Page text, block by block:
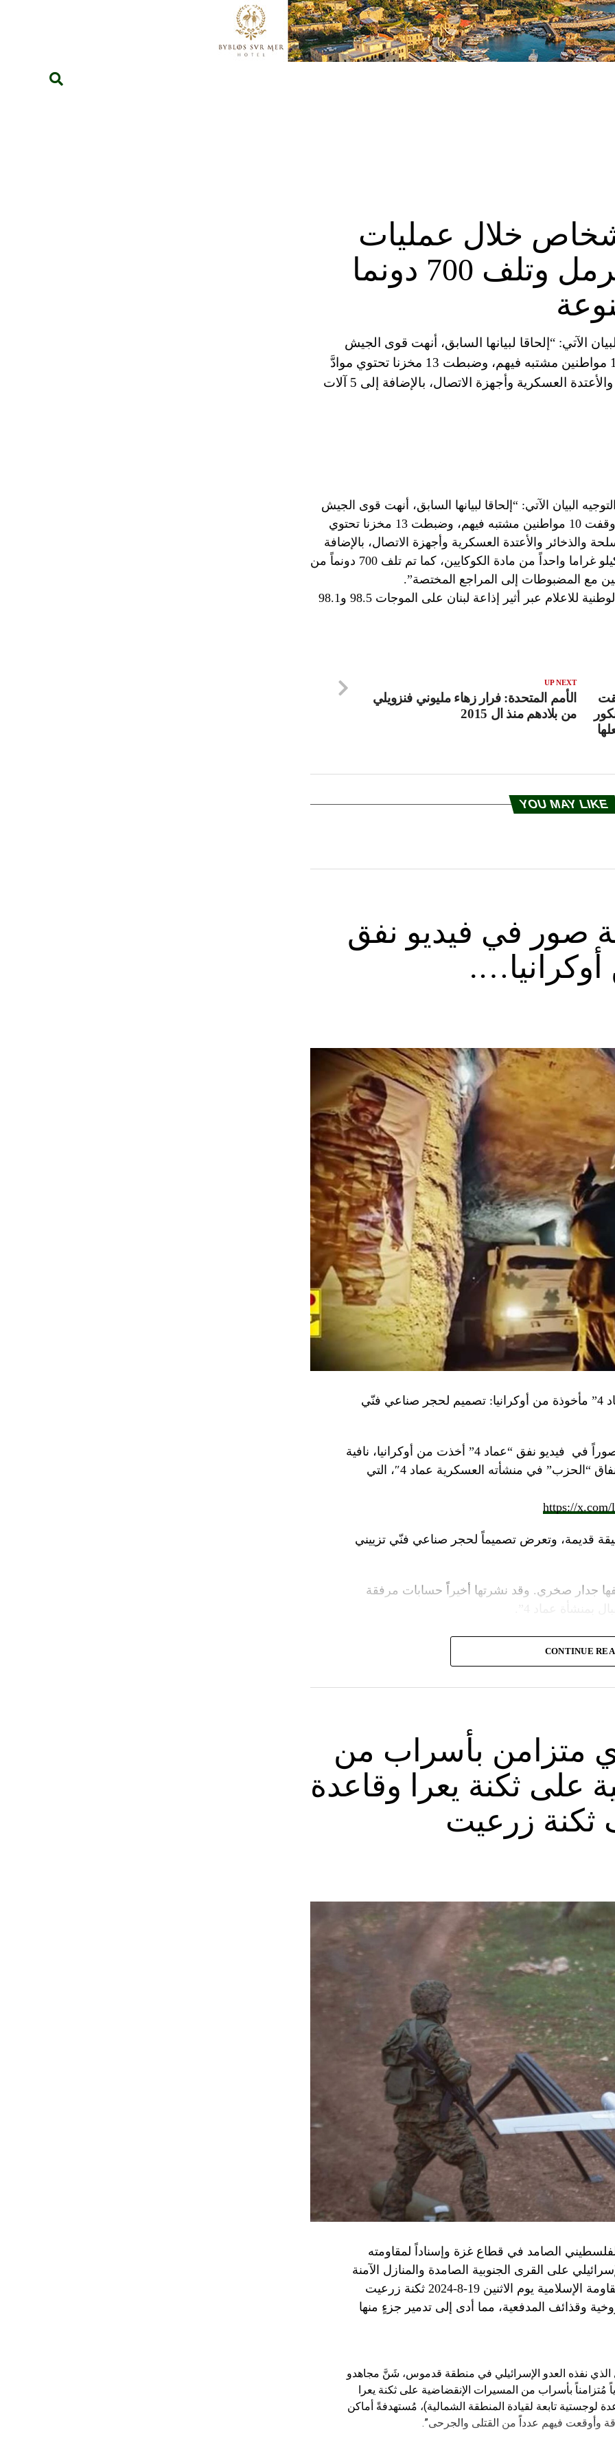
توقيف 10 أشخاص خلال عمليات
الدهم في منطقة الهرمل وتلف 700 دونما
الآتي: “إلحاقا لبيانها السابق، أنهت قوى الجيش
عمليات الدهم في منطقة الهرمل، حيث أوقفت 10 مواطنين مشتبه فيهم، وضبطت 13 مخزنا تحتوي موادَّ
مخدرة مختلفة، وكمية كبيرة من الأسلحة والذخائر والأعتدة العسكرية وأجهزة الاتصال، بالإضافة إلى 5 آلات
البيان الآتي: “إلحاقا لبيانها السابق، أنهت قوى الجيش
عمليات الدهم في منطقة الهرمل، حيث أوقفت 10 مواطنين مشتبه فيهم، وضبطت 13 مخزنا تحتوي
والذخائر والأعتدة العسكرية وأجهزة الاتصال، بالإضافة
إلى 5 آلات لتصنيع مادة حشيشة الكيف وكيلو غراما واحداً من مادة الكوكايين، كما تم تلف 700 دونماً من
مع المضبوطات إلى المراجع المختصة”.
=============== تابعوا أخبار الوكالة الوطنية للاعلام عبر أثير إذاعة لبنان على الموجات 98.5 و98.1
UP NEXT
الأمم المتحدة: فرار زهاء مليوني فنزويلي
من بلادهم منذ ال 2015
YOU MAY LIKE
صور في فيديو نفق
“النهار” تكشف حقيقة صور في فيديو نفق “عماد 4” مأخوذة من أوكرانيا: تصميم لحجر صناعي فنّي
في فيديو
نفق “عماد 4” أخذت من أوكرانيا، نافية
المزاعم المتداولة حول صورة “ملتقطة داخل أنفاق “الحزب” في منشأته العسكرية عماد 4″، التي
https://x.com/
قديمة، وتعرض تصميماً لحجر صناعي فنّي تزييني
جدار صخري. وقد نشرتها أخيراً حسابات مرفقة
منشأة عسكرية تحمل اسم “عماد 4″، نسبة الى القائد العسكري في “الحزب” عماد مغنية الذي
CONTINUE
متزامن بأسراب من
على ثكنة يعرا وقاعدة
زرعيت
الصامد في قطاع غزة وإسناداً لمقاومته
على القرى الجنوبية الصامدة والمنازل الآمنة
وخصوصاً في بلدة باتوليه، استهدف مجاهدو المقاومة الإسلامية يوم الاثنين 19-8-2024 ثكنة زرعيت
وقذائف المدفعية، مما أدى إلى تدمير جزءٍ منها
الذي نفذه العدو الإسرائيلي في منطقة قدموس، شَنَّ مجاهدو
يوم الاثنين 19-8-2024 هجوماً جوياً مُتزامناً بأسراب من المسيرات الإنقضاضية على ثكنة يعرا
سنط جين (قاعدة لوجستية تابعة لقيادة المنطقة الشمالية)، مُستهدفةً أماكن
وأوقعت فيهم عدداً من القتلى والجرحى”.